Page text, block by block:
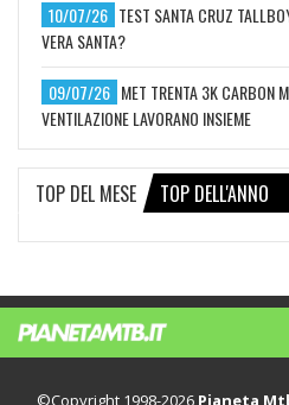
10/07/26 TEST SANTA CRUZ
VERA SANTA?
09/07/26 MET TRENTA 3K CARBON
VENTILAZIONE LAVORANO INSIEME
TOP DEL MESE TOP DELL'ANNO
©Copyright 1998-2026 Pianeta